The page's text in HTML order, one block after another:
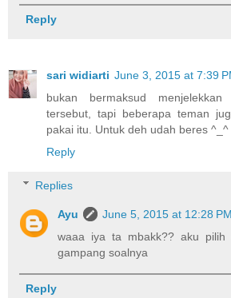
Reply
sari widiarti June 3, 2015 at 7:39
bukan bermaksud
tersebut, tapi beberapa teman
pakai itu. Untuk deh udah beres ^_^
Reply
Replies
Ayu
June 5, 2015 at 12:28 PM
waaa iya ta mbakk?? aku pilih
gampang soalnya
Reply